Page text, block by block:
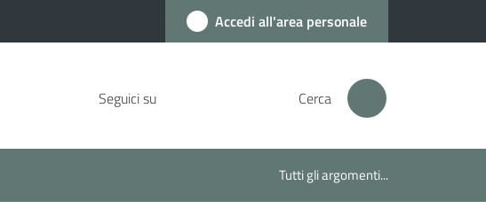
Accedi all'area personale
Seguici su Cerca
Tutti gli argomenti...